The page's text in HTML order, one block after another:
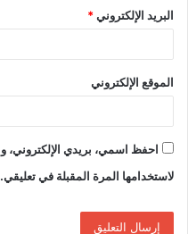
البريد الإلكتروني*
الموقع الإلكتروني
احفظ اسمي، بريدي الإلكتروني،
لاستخدامها المرة المقبلة في تعليقي.